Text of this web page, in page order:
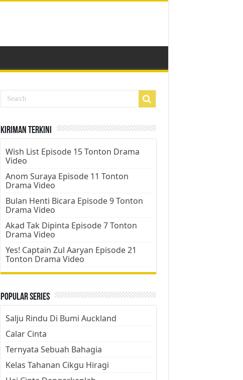
Kiriman Terkini
Wish List Episode 15 Tonton Drama
Video
Anom Suraya Episode 11 Tonton
Drama Video
Bulan Henti Bicara Episode 9 Tonton
Drama Video
Akad Tak Dipinta Episode 7 Tonton
Drama Video
Yes! Captain Zul Aaryan Episode 21
Tonton Drama Video
Popular Series
Salju Rindu Di Bumi Auckland
Calar Cinta
Ternyata Sebuah Bahagia
Kelas Tahanan Cikgu Hiragi